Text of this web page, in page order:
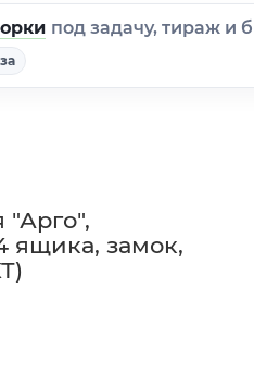
под задачу, тираж и
"Арго",
ящика, замок,